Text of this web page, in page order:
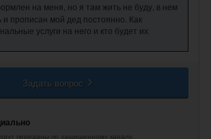
на меня, но я там жить не буду, в нем
и прописан мой дед постоянно. Как
услуги на него и кто будет их
Задать вопрос
переданы по защищенному каналу.